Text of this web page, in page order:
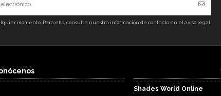
momento. Para ello, consulte nuestra información de contacto en el aviso legal.
Shades World Online